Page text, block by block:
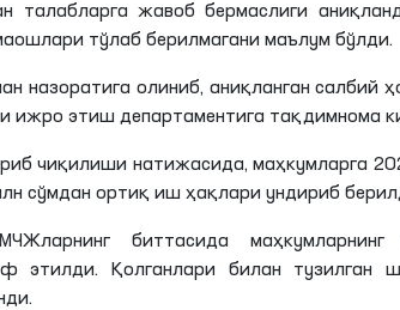
талабларга жавоб бермаслиги
тўлаб берилмагани маълум бўлди.
назоратига олиниб, аниқланган
ижро этиш департаментига тақдимнома
чиқилиши натижасида, маҳкумларга
сўмдан ортиқ иш ҳақлари ундириб
МЧЖларнинг биттасида
этилди. Қолганлари билан тузилган